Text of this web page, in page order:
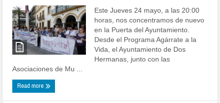
Este Jueves 24 mayo, a las 20:00
horas, nos concentramos de nuevo
en la Puerta del Ayuntamiento.
Desde el Programa Agárrate a la
Vida, el Ayuntamiento de Dos
Hermanas, junto con las
Asociaciones de Mu ...
Read more